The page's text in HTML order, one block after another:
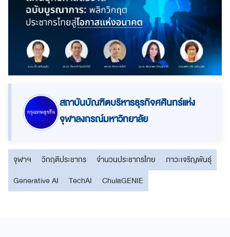
สถาบันบัณฑิตบริหารธุรกิจศศินทร์แห่ง
จุฬาลงกรณ์มหาวิทยาลัย
จุฬาฯ วิกฤติประชากร จำนวนประชากรไทย
ภาวะเจริญพันธุ์
Generative AI
TechAI ChulaGENIE